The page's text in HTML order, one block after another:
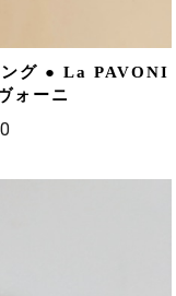
ング ● La PAVONI
ォーニ